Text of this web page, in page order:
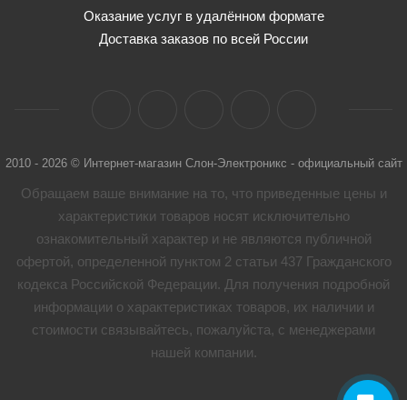
Оказание услуг в удалённом формате
Доставка заказов по всей России
2010 - 2026 © Интернет-магазин Слон-Электроникс - официальный сайт
Обращаем ваше внимание на то, что приведенные цены и
характеристики товaров носят исключительно
ознакомительный характер и не являются публичной
офертой, определенной пунктом 2 статьи 437 Гражданского
кодекса Российской Федерации. Для получения подробной
информации о характеристиках товaров, их наличии и
стоимости связывайтесь, пожалуйста, с менеджерами
нашей компании.